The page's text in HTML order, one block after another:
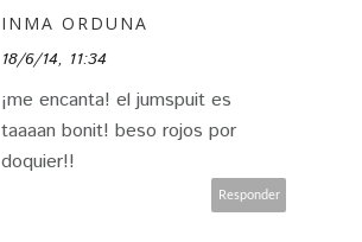
INMA ORDUNA
18/6/14, 11:34
¡me encanta! el jumspuit es
taaaan bonit! beso rojos por
doquier!!
Responder